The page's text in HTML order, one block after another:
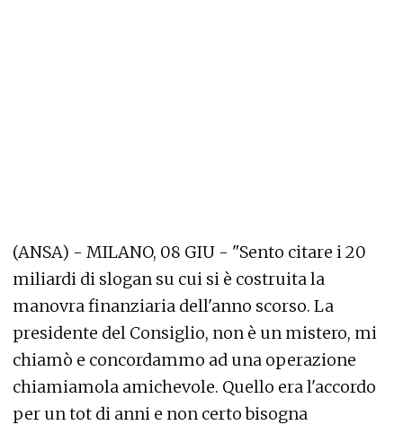
(ANSA) - MILANO, 08 GIU - "Sento citare i 20
miliardi di slogan su cui si è costruita la
manovra finanziaria dell'anno scorso. La
presidente del Consiglio, non è un mistero, mi
chiamò e concordammo ad una operazione
chiamiamola amichevole. Quello era l'accordo
per un tot di anni e non certo bisogna